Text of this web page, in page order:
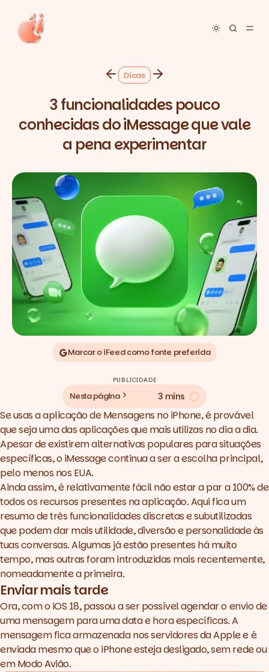
Toggle
Dicas
3 funcionalidades pouco
conhecidas do iMessage que vale
a pena experimentar
Marcar o iFeed como fonte preferida
PUBLICIDADE
Nesta página 3 mins
Se usas a aplicação de Mensagens no iPhone, é provável
que seja uma das aplicações que mais utilizas no dia a dia.
Apesar de existirem alternativas populares para situações
específicas, o iMessage continua a ser a escolha principal,
pelo menos nos EUA.
Ainda assim, é relativamente fácil não estar a par a 100% de
todos os recursos presentes na aplicação. Aqui fica um
resumo de três funcionalidades discretas e subutilizadas
que podem dar mais utilidade, diversão e personalidade às
tuas conversas. Algumas já estão presentes há muito
tempo, mas outras foram introduzidas mais recentemente,
nomeadamente a primeira.
Enviar mais tarde
Ora, com o iOS 18, passou a ser possível agendar o envio de
uma mensagem para uma data e hora específicas. A
mensagem fica armazenada nos servidores da Apple e é
enviada mesmo que o iPhone esteja desligado, sem rede ou
em Modo Avião.